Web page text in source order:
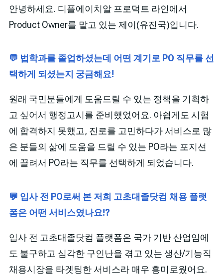
안녕하세요. 디플에이치알 프로덕트 라인에서
Product Owner를 맡고 있는 제이(유진국)입니다.
💬 법학과를 졸업하셨는데 어떤 계기로 PO 직무를 선
택하게 되셨는지 궁금해요!
원래 국민분들에게 도움드릴 수 있는 정책을 기획하
고 싶어서 행정고시를 준비했었어요. 아쉽게도 시험
에 합격하지 못했고, 진로를 고민하다가 서비스로 많
은 분들의 삶에 도움을 드릴 수 있는 PO라는 포지션
에 끌려서 PO라는 직무를 선택하게 되었습니다.
💬 입사 전 PO로써 본 저희 고초대졸닷컴 채용 플랫
폼은 어떤 서비스였나요!?
입사 전 고초대졸닷컴 플랫폼은 국가 기반 산업임에
도 불구하고 심각한 구인난을 겪고 있는 생산/기능직
채용시장을 타겟팅한 서비스라 매우 흥미로웠어요.